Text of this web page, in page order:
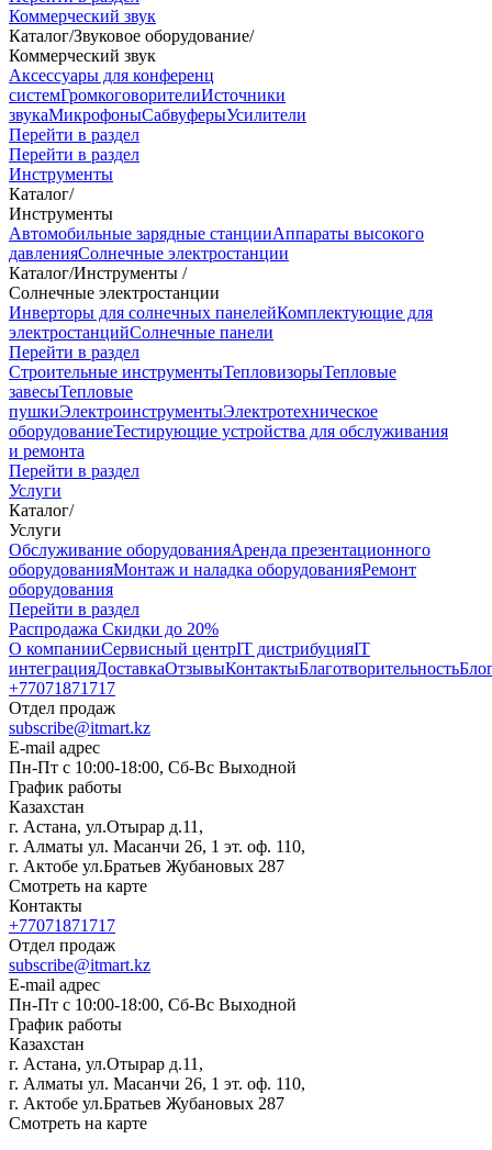
Коммерческий звук
Каталог/Звуковое оборудование/
Коммерческий звук
Аксессуары для конференц
системГромкоговорителиИсточники
звукаМикрофоныСабвуферыУсилители
Перейти в раздел
Перейти в раздел
Инструменты
Каталог/
Инструменты
Автомобильные зарядные станцииАппараты высокого
давленияСолнечные электростанции
Каталог/Инструменты /
Солнечные электростанции
Инверторы для солнечных панелейКомплектующие для
электростанцийСолнечные панели
Перейти в раздел
Строительные инструментыТепловизорыТепловые
завесыТепловые
пушкиЭлектроинструментыЭлектротехническое
оборудованиеТестирующие устройства для обслуживания
и ремонта
Перейти в раздел
Услуги
Каталог/
Услуги
Oбслуживание оборудованияАренда презентационного
оборудованияМонтаж и наладка оборудованияРемонт
оборудования
Перейти в раздел
Распродажа Скидки до 20%
О компанииСервисный центрIT дистрибуцияIT
интеграцияДоставкаОтзывыКонтактыБлаготворительность
+77071871717
Отдел продаж
subscribe@itmart.kz
E-mail адрес
Пн-Пт с 10:00-18:00, Сб-Вс Выходной
График работы
Казахстан
г. Астана, ул.Отырар д.11,
г. Алматы ул. Масанчи 26, 1 эт. оф. 110,
г. Актобе ул.Братьев Жубановых 287
Смотреть на карте
Контакты
+77071871717
Отдел продаж
subscribe@itmart.kz
E-mail адрес
Пн-Пт с 10:00-18:00, Сб-Вс Выходной
График работы
Казахстан
г. Астана, ул.Отырар д.11,
г. Алматы ул. Масанчи 26, 1 эт. оф. 110,
г. Актобе ул.Братьев Жубановых 287
Смотреть на карте